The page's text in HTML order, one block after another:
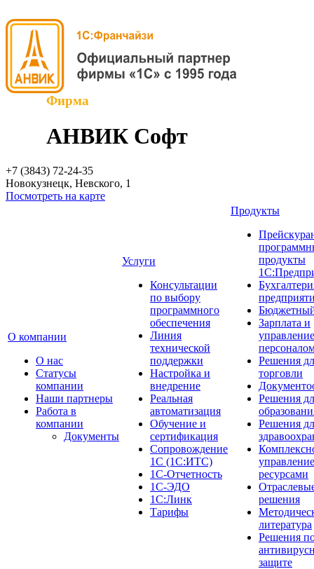
Фирма
АНВИК Софт
+7 (3843) 72-24-35
Новокузнецк, Невского, 1
Посмотреть на карте
О компании
О нас
Cтатусы
компании
Наши партнеры
Работа в
компании
Документы
Услуги
Консультации
по выбору
программного
обеспечения
Линия
технической
поддержки
Настройка и
внедрение
Реальная
автоматизация
Обучение и
сертификация
Сопровождение
1С (1С:ИТС)
1С-Отчетность
1С-ЭДО
1С:Линк
Тарифы
Продукты
продукты
Зарплата и
управление
Решения
торговли
Решения
Решения
управление
ресурсами
решения
литература
Решения
защите